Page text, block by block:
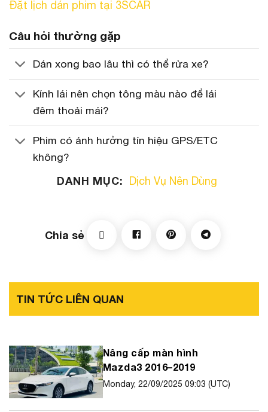
Đặt lịch dán phim tại 3SCAR
Câu hỏi thường gặp
Dán xong bao lâu thì có thể rửa xe?
Kính lái nên chọn tông màu nào để lái
đêm thoải mái?
Phim có ảnh hưởng tín hiệu GPS/ETC
không?
DANH MỤC: Dịch Vụ Nên Dùng
Chia sẻ
TIN TỨC LIÊN QUAN
Nâng cấp màn hình
Mazda3 2016–2019
Monday, 22/09/2025 09:03 (UTC)